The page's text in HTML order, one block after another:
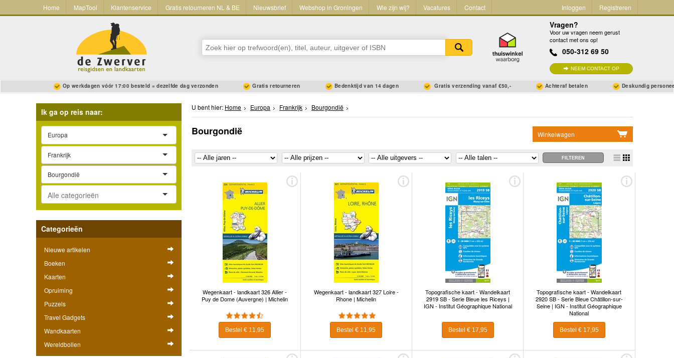
Home MapTool Klantenservice Gratis retourneren NL & BE Nieuwsbrief Webshop in Groningen Wie zijn wij? Vacatures Contact Inloggen Registreren
Vragen?
Voor uw vragen neem gerust
contact met ons op!
050-312 69 50
NEEM CONTACT OP
Op werkdagen vóór 17:00 besteld = dezelfde dag verzonden Gratis retourneren Bedenktijd van 14 dagen Gratis verzending vanaf €50,- Achteraf betalen Deskundig
Ik ga op reis naar:
Europa
Frankrijk
Bourgondië
Categorieën
Nieuwe artikelen
Boeken
Kaarten
Opruiming
Puzzels
Travel Gadgets
Wandkaarten
Wereldbollen
U bent hier: Home Europa Frankrijk Bourgondië
Winkelwagen
Ga naar winkelwagen
Bourgondië
Wegenkaart - landkaart 326 Allier -
Puy de Dome (Auvergne) | Michelin
Bestel € 11,95
Wegenkaart - landkaart 327 Loire -
Rhone | Michelin
Bestel € 11,95
Topografische kaart - Wandelkaart
2919 SB - Serie Bleue les Riceys |
IGN - Institut Géographique National
Bestel € 17,95
Topografische kaart - Wandelkaart
2920 SB - Serie Bleue Châtillon-sur-
Seine | IGN - Institut Géographique
National
Bestel € 17,95